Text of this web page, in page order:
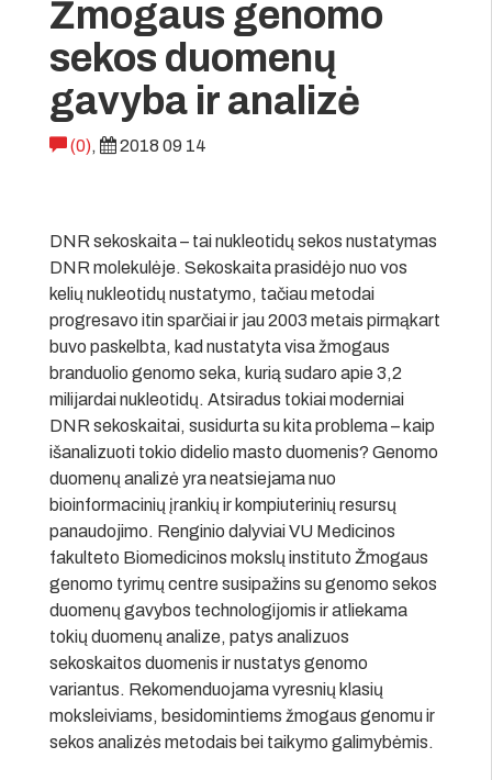
Žmogaus genomo
sekos duomenų
gavyba ir analizė
(0), 2018 09 14
DNR sekoskaita – tai nukleotidų sekos nustatymas
DNR molekulėje. Sekoskaita prasidėjo nuo vos
kelių nukleotidų nustatymo, tačiau metodai
progresavo itin sparčiai ir jau 2003 metais pirmąkart
buvo paskelbta, kad nustatyta visa žmogaus
branduolio genomo seka, kurią sudaro apie 3,2
milijardai nukleotidų. Atsiradus tokiai moderniai
DNR sekoskaitai, susidurta su kita problema – kaip
išanalizuoti tokio didelio masto duomenis? Genomo
duomenų analizė yra neatsiejama nuo
bioinformacinių įrankių ir kompiuterinių resursų
panaudojimo. Renginio dalyviai VU Medicinos
fakulteto Biomedicinos mokslų instituto Žmogaus
genomo tyrimų centre susipažins su genomo sekos
duomenų gavybos technologijomis ir atliekama
tokių duomenų analize, patys analizuos
sekoskaitos duomenis ir nustatys genomo
variantus. Rekomenduojama vyresnių klasių
moksleiviams, besidomintiems žmogaus genomu ir
sekos analizės metodais bei taikymo galimybėmis.